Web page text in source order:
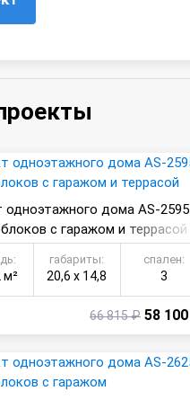
одноэтажного дома AS-2595
с гаражом и террасой
м²
габариты:
20,6 х 14,8
спален:
3
66 815 ₽ 58 100